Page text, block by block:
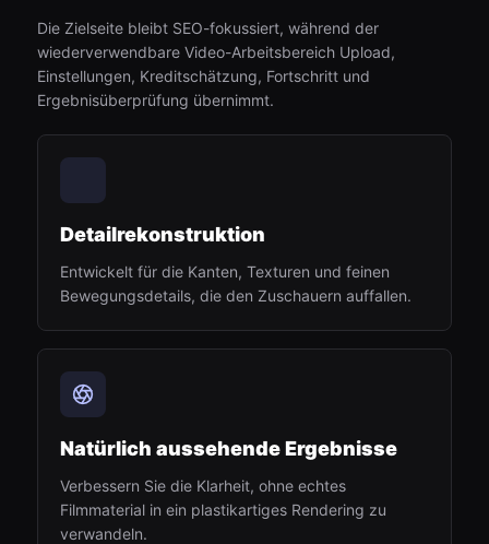
Die Zielseite bleibt SEO-fokussiert, während der
wiederverwendbare Video-Arbeitsbereich Upload,
Einstellungen, Kreditschätzung, Fortschritt und
Ergebnisüberprüfung übernimmt.
Detailrekonstruktion
Entwickelt für die Kanten, Texturen und feinen
Bewegungsdetails, die den Zuschauern auffallen.
Natürlich aussehende Ergebnisse
Verbessern Sie die Klarheit, ohne echtes
Filmmaterial in ein plastikartiges Rendering zu
verwandeln.